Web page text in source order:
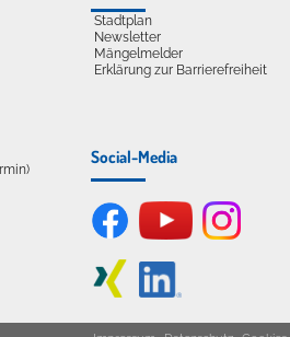
Stadtplan
Newsletter
Mängelmelder
Erklärung zur Barrierefreiheit
Social-Media